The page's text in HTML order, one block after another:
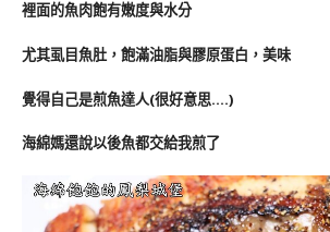
裡面的魚肉飽有嫩度與水分
尤其虱目魚肚，飽滿油脂與膠原蛋白，美味
覺得自己是煎魚達人(很好意思….)
海綿媽還說以後魚都交給我煎了